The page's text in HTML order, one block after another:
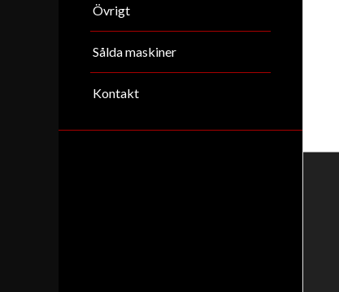
Övrigt
Sålda maskiner
Kontakt